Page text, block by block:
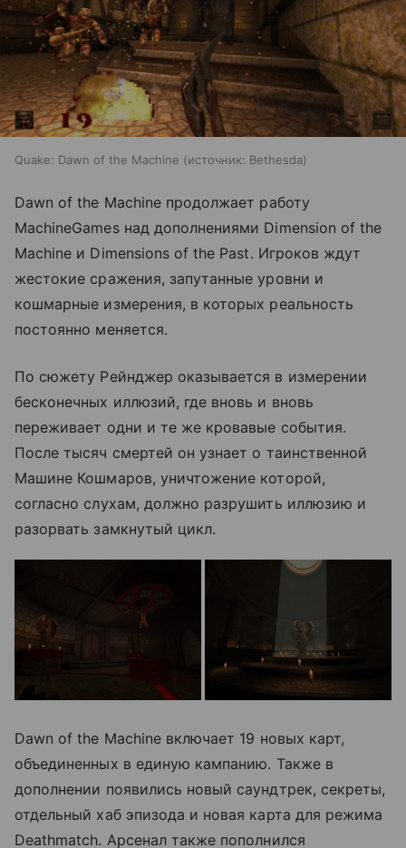
Quake: Dawn of the Machine источник: Bethesda
Dawn of the Machine продолжает работу
MachineGames над дополнениями Dimension of the
Machine и Dimensions of the Past. Игроков ждут
жестокие сражения, запутанные уровни и
кошмарные измерения, в которых реальность
постоянно меняется.
По сюжету Рейнджер оказывается в измерении
бесконечных иллюзий, где вновь и вновь
переживает одни и те же кровавые события.
После тысяч смертей он узнает о таинственной
Машине Кошмаров, уничтожение которой,
согласно слухам, должно разрушить иллюзию и
разорвать замкнутый цикл.
Dawn of the Machine включает 19 новых карт,
объединенных в единую кампанию. Также в
дополнении появились новый саундтрек, секреты,
отдельный хаб эпизода и новая карта для режима
Deathmatch. Арсенал также пополнился